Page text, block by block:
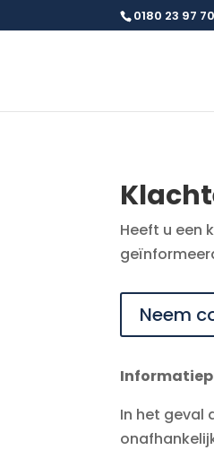
0180 23 97 70
Heeft u een
Neem
In het geval